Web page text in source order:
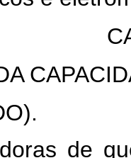
de